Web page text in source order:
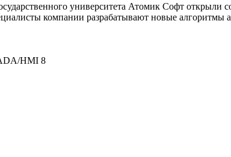
университета Атомик Софт
компании разрабатывают новые
HMI 8